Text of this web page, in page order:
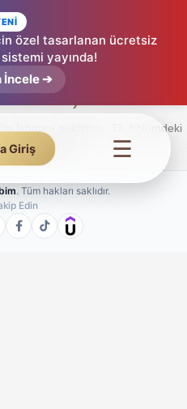
özel tasarlanan ücretsiz
yayında!
İncele ➔
Giriş ☰
– Etkileşimli
Ders)
İzharını pekiştirin. 33. bölümdeki
sizi bekliyor.
. Tüm hakları saklıdır.
Edin